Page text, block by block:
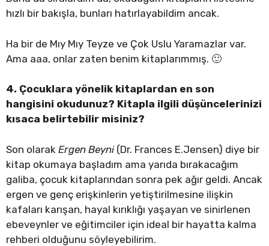
hızlı bir bakışla, bunları hatırlayabildim ancak.
Ha bir de Mıy Mıy Teyze ve Çok Uslu Yaramazlar var.
Ama aaa, onlar zaten benim kitaplarımmış. 🙂
4. Çocuklara yönelik kitaplardan en son
hangisini okudunuz? Kitapla ilgili düşüncelerinizi
kısaca belirtebilir misiniz?
Son olarak Ergen Beyni(Dr. Frances E.Jensen) diye bir
kitap okumaya başladım ama yarıda bırakacağım
galiba, çocuk kitaplarından sonra pek ağır geldi. Ancak
ergen ve genç erişkinlerin yetiştirilmesine ilişkin
kafaları karışan, hayal kırıklığı yaşayan ve sinirlenen
ebeveynler ve eğitimciler için ideal bir hayatta kalma
rehberi olduğunu söyleyebilirim.